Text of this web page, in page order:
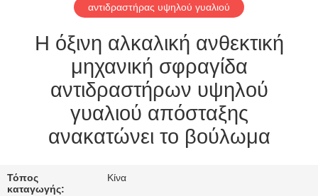
ΕΠΙΚΟΙΝΩΝΉΣΤΕ
ΜΑΖΊ
SITEMAP
POLICY
αντιδραστήρας υψηλού γυαλιού
Η όξινη αλκαλική ανθεκτική
μηχανική σφραγίδα
αντιδραστήρων υψηλού
γυαλιού απόσταξης
ανακατώνει το βούλωμα
Τόπος
καταγωγής:
Κίνα